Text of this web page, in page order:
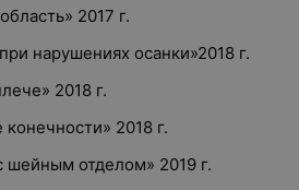
2017 г.
нарушениях осанки»2018 г.
2018 г.
2018 г.
шейным отделом» 2019 г.